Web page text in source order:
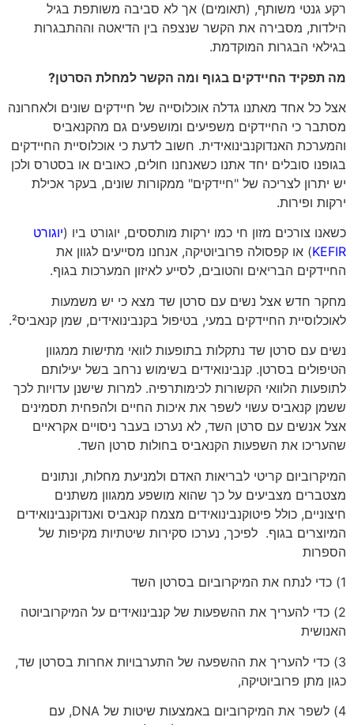
רקע גנטי משותף, (תאומים) אך לא סביבה משותפת בגיל
הילדות, מסבירה את הקשר שנצפה בין הדיאטה וההתבגרות
בגילאי הבגרות המוקדמת.
מה תפקיד החיידקים בגוף ומה הקשר למחלת הסרטן?
אצל כל אחד מאתנו גדלה אוכלוסייה של חיידקים שונים ולאחרונה
מסתבר כי החיידקים משפיעים ומושפעים גם מהקנאביס
והמערכת האנדוקנבינואידית. חשוב לדעת כי אוכלוסיית החיידקים
בגופנו סובלים יחד אתנו כשאנחנו חולים, כאובים או בסטרס ולכן
יש יתרון לצריכה של "חיידקים" ממקורות שונים, בעקר אכילת
ירקות ופירות.
כשאנו צורכים מזון חי כמו ירקות מותססים, יוגורט ביו (יוגורט
KEFIR) או קפסולה פרוביוטיקה, אנחנו מסייעים לגוון את
החיידקים הבריאים והטובים, לסייע לאיזון המערכות בגוף.
מחקר חדש אצל נשים עם סרטן שד מצא כי יש משמעות
לאוכלוסיית החיידקים במעי, בטיפול בקנבינואידים, שמן קנאביס² .
נשים עם סרטן שד נתקלות בתופעות לוואי מתישות ממגוון
הטיפולים בסרטן. קנבינואידים בשימוש נרחב בשל יעילותם
לתופעות הלוואי הקשורות לכימותרפיה. למרות שישנן עדויות לכך
ששמן קנאביס עשוי לשפר את איכות החיים ולהפחית תסמינים
אצל אנשים עם סרטן השד, לא נערכו בעבר ניסויים אקראיים
שהעריכו את השפעות הקנאביס בחולות סרטן השד.
המיקרוביום קריטי לבריאות האדם ולמניעת מחלות, ונתונים
מצטברים מצביעים על כך שהוא מושפע ממגוון משתנים
חיצוניים, כולל פיטוקנבינואידים מצמח קנאביס ואנדוקנבינואידים
המיוצרים בגוף. לפיכך, נערכו סקירות שיטתיות מקיפות של
הספרות
1) כדי לנתח את המיקרוביום בסרטן השד
2) כדי להעריך את ההשפעות של קנבינואידים על המיקרוביוטה
האנושית
3) כדי להעריך את ההשפעה של התערבויות אחרות בסרטן שד,
כגון מתן פרוביוטיקה,
4) לשפר את המיקרוביום באמצעות שיטות של DNA, עם